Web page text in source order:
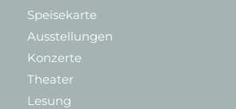
Speisekarte
Ausstellungen
Konzerte
Theater
Lesung